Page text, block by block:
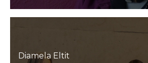
Diamela Eltit